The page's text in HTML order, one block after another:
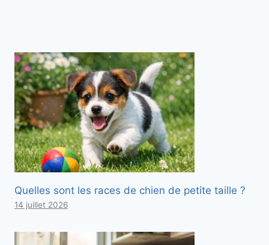
Quelles sont les races de chien de petite taille ?
14 juillet 2026